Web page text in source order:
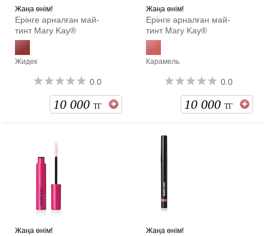
Жаңа өнім!
Ерінге арналған май-
тинт Mary Kay®
Жидек
0.0
10 000 ТГ
Жаңа өнім!
Ерінге арналған май-
тинт Mary Kay®
Карамель
0.0
10 000 ТГ
Жаңа өнім! Жаңа өнім!